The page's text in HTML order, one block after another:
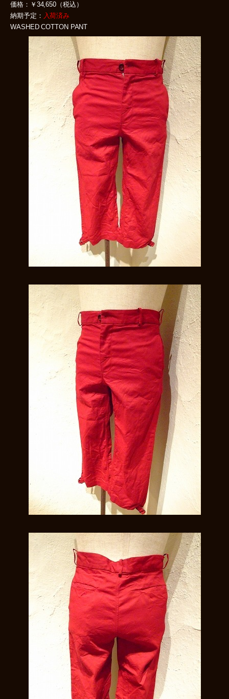
価格：￥34,650（税込）
納期予定： 入荷済み
WASHED COTTON PANT